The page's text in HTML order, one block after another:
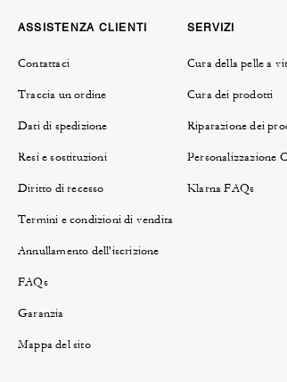
ASSISTENZA CLIENTI
Contattaci
Traccia un ordine
Dati di spedizione
Resi e sostituzioni
Diritto di recesso
Termini e condizioni di vendita
Annullamento dell'iscrizione
FAQs
Garanzia
Mappa del sito
SERVIZI
Cura della pelle a
Cura dei prodotti
Riparazione dei
Personalizzazione
Klarna FAQs